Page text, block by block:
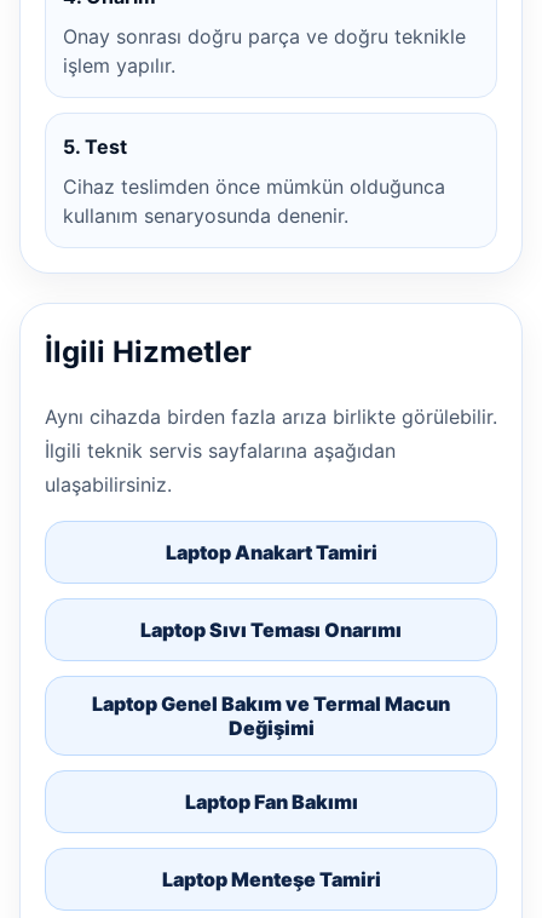
Onay sonrası doğru parça ve doğru teknikle
işlem yapılır.
5. Test
Cihaz teslimden önce mümkün olduğunca
kullanım senaryosunda denenir.
İlgili Hizmetler
Aynı cihazda birden fazla arıza birlikte görülebilir.
İlgili teknik servis sayfalarına aşağıdan
ulaşabilirsiniz.
Laptop Anakart Tamiri
Laptop Sıvı Teması Onarımı
Laptop Genel Bakım ve Termal Macun
Değişimi
Laptop Fan Bakımı
Laptop Menteşe Tamiri